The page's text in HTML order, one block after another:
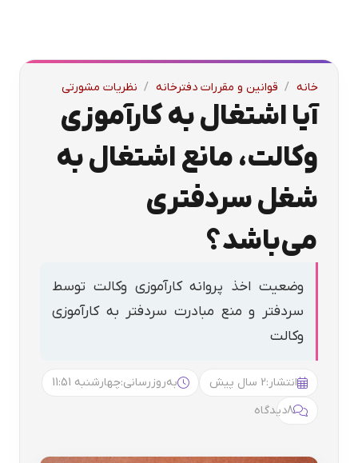
خانه / قوانین و مقررات دفترخانه / نظریات مشورتی
آیا اشتغال به کارآموزی
وکالت، مانع اشتغال به
شغل سردفتری
می‌باشد؟
وضعیت اخذ پروانه کارآموزی وکالت توسط
سردفتر و منع مبادرت سردفتر به کارآموزی
وکالت
انتشار:2 سال پیش به‌روزرسانی:چهارشنبه 11:51
8دیدگاه